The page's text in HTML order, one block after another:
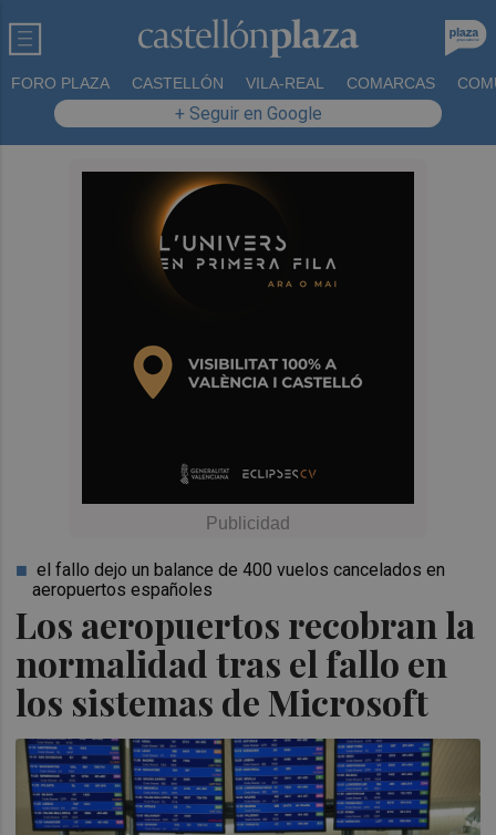
FORO PLAZA CASTELLÓN VILA-REAL COMARCAS
+ Seguir en Google
Los aeropuertos recobran la
normalidad tras el fallo en
los sistemas de Microsoft
el fallo dejo un balance de 400 vuelos cancelados en
aeropuertos españoles